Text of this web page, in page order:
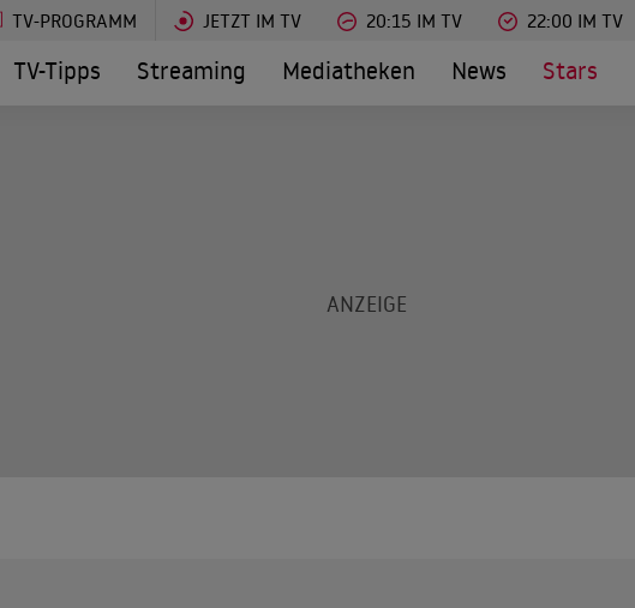
TV-PROGRAMM JETZT IM TV 20:15 IM TV 22:00 IM TV
TV-Tipps Streaming Mediatheken News Stars